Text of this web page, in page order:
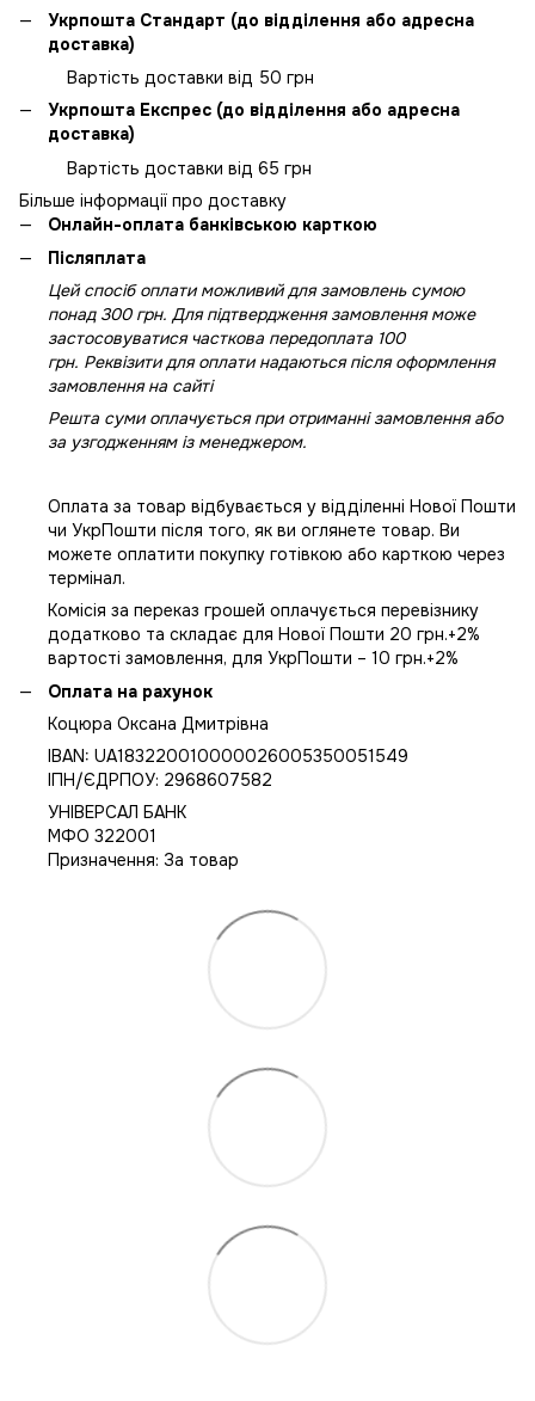
Укрпошта Стандарт (до відділення або адресна
доставка)
Вартість доставки від 50 грн
Укрпошта Експрес (до відділення або адресна
доставка)
Вартість доставки від 65 грн
Більше інформації про доставку
Онлайн-оплата банківською карткою
Післяплата
Цей спосіб оплати можливий для замовлень сумою
понад 300 грн. Для підтвердження замовлення може
застосовуватися часткова передоплата 100
грн. Реквізити для оплати надаються після оформлення
замовлення на сайті
Решта суми оплачується при отриманні замовлення або
за узгодженням із менеджером.
Оплата за товар відбувається у відділенні Нової Пошти
чи УкрПошти після того, як ви оглянете товар. Ви
можете оплатити покупку готівкою або карткою через
термінал.
Комісія за переказ грошей оплачується перевізнику
додатково та складає для Нової Пошти 20 грн.+2%
вартості замовлення, для УкрПошти – 10 грн.+2%
Оплата на рахунок
Коцюра Оксана Дмитрівна
IBAN: UA183220010000026005350051549
IПН/ЄДРПОУ: 2968607582
УНІВЕРСАЛ БАНК
МФО 322001
Призначення: За товар